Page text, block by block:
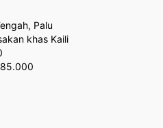
Palu
khas Kaili